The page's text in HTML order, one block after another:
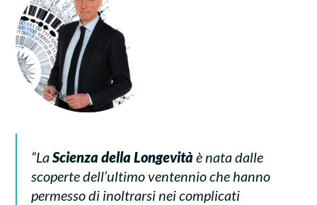
R
*n
t
a
*
“LaScienza della Longevitàè nata dalle
scoperte dell’ultimo ventennio che hanno
permesso di inoltrarsi nei complicati